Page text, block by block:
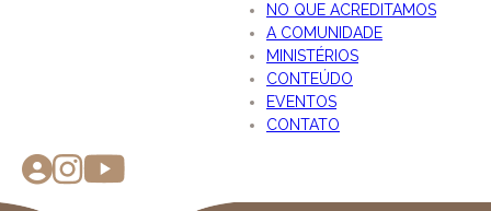
NO QUE ACREDITAMOS
A COMUNIDADE
MINISTÉRIOS
CONTEÚDO
EVENTOS
CONTATO